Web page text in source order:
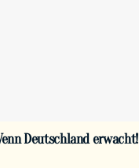
Deutschland erwacht!